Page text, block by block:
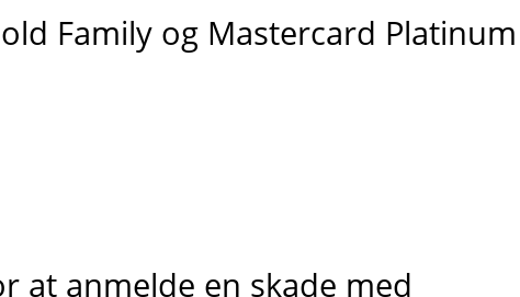
Family og Mastercard
at anmelde en skade med